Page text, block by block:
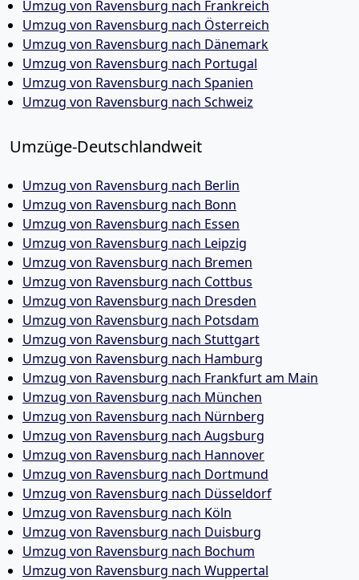
Umzug von Ravensburg nach Frankreich
Umzug von Ravensburg nach Österreich
Umzug von Ravensburg nach Dänemark
Umzug von Ravensburg nach Portugal
Umzug von Ravensburg nach Spanien
Umzug von Ravensburg nach Schweiz
Umzüge-Deutschlandweit
Umzug von Ravensburg nach Berlin
Umzug von Ravensburg nach Bonn
Umzug von Ravensburg nach Essen
Umzug von Ravensburg nach Leipzig
Umzug von Ravensburg nach Bremen
Umzug von Ravensburg nach Cottbus
Umzug von Ravensburg nach Dresden
Umzug von Ravensburg nach Potsdam
Umzug von Ravensburg nach Stuttgart
Umzug von Ravensburg nach Hamburg
Umzug von Ravensburg nach Frankfurt am Main
Umzug von Ravensburg nach München
Umzug von Ravensburg nach Nürnberg
Umzug von Ravensburg nach Augsburg
Umzug von Ravensburg nach Hannover
Umzug von Ravensburg nach Dortmund
Umzug von Ravensburg nach Düsseldorf
Umzug von Ravensburg nach Köln
Umzug von Ravensburg nach Duisburg
Umzug von Ravensburg nach Bochum
Umzug von Ravensburg nach Wuppertal